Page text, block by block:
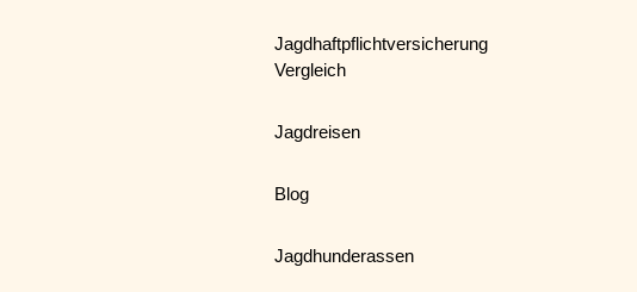
Jagdhaftpflichtversicherung
Vergleich
Jagdreisen
Blog
Jagdhunderassen